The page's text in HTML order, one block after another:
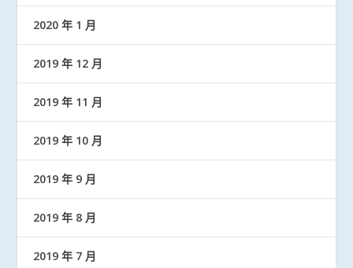
2020 年 1 月
2019 年 12 月
2019 年 11 月
2019 年 10 月
2019 年 9 月
2019 年 8 月
2019 年 7 月